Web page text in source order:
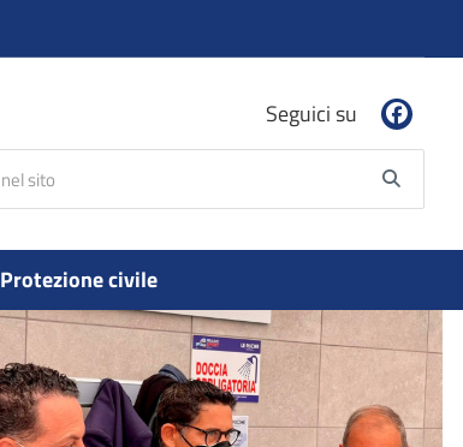
Seguici su
Protezione civile